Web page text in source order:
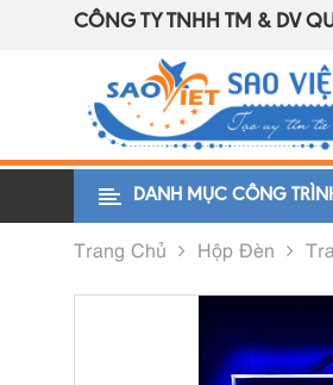
CÔNG TY TNHH TM & DV
DANH MỤC CÔNG
Trang Chủ Hộp Đèn